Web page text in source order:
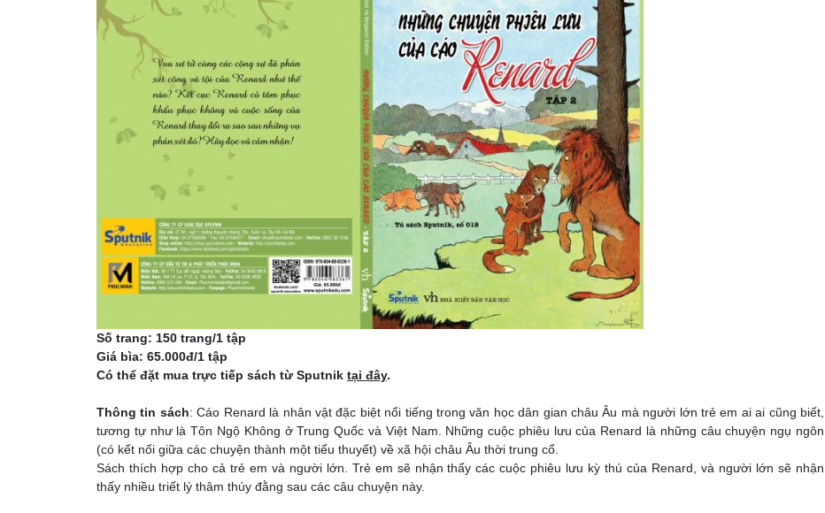
Số trang: 150 trang/1 tập
Giá bìa: 65.000đ/1 tập
Có thể đặt mua trực tiếp sách từ Sputniktại đây.
Thông tin sách: Cáo Renard là nhân vật đặc biệt nổi tiếng trong văn học dân gian châu Âu mà người lớn trẻ em ai ai cũng biết,
tương tự như là Tôn Ngộ Không ở Trung Quốc và Việt Nam. Những cuộc phiêu lưu của Renard là những câu chuyện ngụ ngôn
(có kết nối giữa các chuyện thành một tiểu thuyết) về xã hội châu Âu thời trung cổ.
Sách thích hợp cho cả trẻ em và người lớn. Trẻ em sẽ nhận thấy các cuộc phiêu lưu kỳ thú của Renard, và người lớn sẽ nhận
thấy nhiều triết lý thâm thúy đằng sau các câu chuyện này.